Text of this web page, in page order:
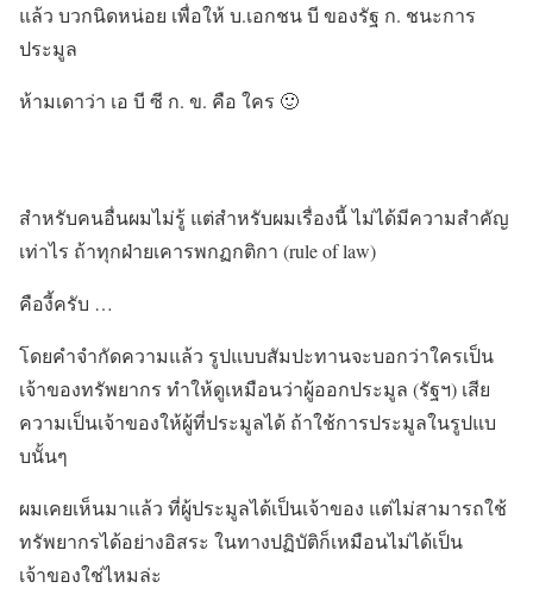
แล้ว บวกนิดหน่อย เพื่อให้ บ.เอกชน บี ของรัฐ ก. ชนะการ
ประมูล
ห้ามเดาว่า เอ บี ซี ก. ข. คือ ใคร 🙂
สำหรับคนอื่นผมไม่รู้ แต่สำหรับผมเรื่องนี้ ไม่ได้มีความสำคัญ
เท่าไร ถ้าทุกฝ่ายเคารพกฏกติกา (rule of law)
คืองี้ครับ …
โดยคำจำกัดความแล้ว รูปแบบสัมปะทานจะบอกว่าใครเป็น
เจ้าของทรัพยากร ทำให้ดูเหมือนว่าผู้ออกประมูล (รัฐฯ) เสีย
ความเป็นเจ้าของให้ผู้ที่ประมูลได้ ถ้าใช้การประมูลในรูปแบ
บนั้นๆ
ผมเคยเห็นมาแล้ว ที่ผู้ประมูลได้เป็นเจ้าของ แต่ไม่สามารถใช้
ทรัพยากรได้อย่างอิสระ ในทางปฏิบัติก็เหมือนไม่ได้เป็น
เจ้าของใช่ไหมล่ะ